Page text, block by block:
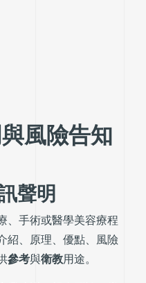
風險告知
聲明
、手術或醫學美容療程
紹、原理、優點、風險
參考與衛教用途。